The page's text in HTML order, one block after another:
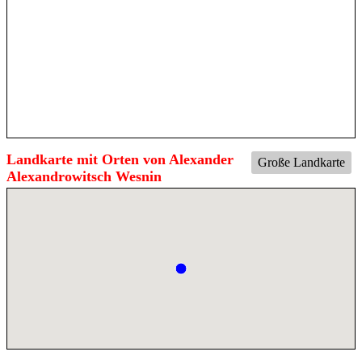
Große Landkarte
Landkarte mit Orten von Alexander
Alexandrowitsch Wesnin